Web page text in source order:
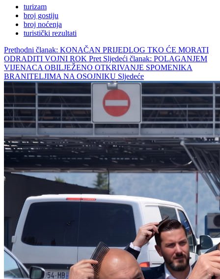
turizam
broj gostiju
broj noćenja
turistički rezultati
Prethodni članak: KONAČAN PRIJEDLOG TKO ĆE MORATI
ODRADITI VOJNI ROK Pret Sljedeći članak: POLAGANJEM
VIJENACA OBILJEŽENO OTKRIVANJE SPOMENIKA
BRANITELJIMA NA OSOJNIKU Sljedeće